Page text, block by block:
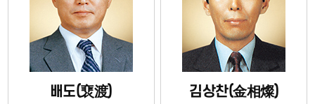
배도(裵渡) 김상찬(金相燦)